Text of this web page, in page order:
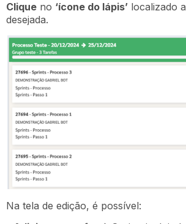
Clique no ‘ícone do lápis’ localizado
desejada.
Na tela de edição, é possível: